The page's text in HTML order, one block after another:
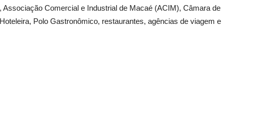
Comercial e Industrial de Macaé (ACIM), Câmara de
Polo Gastronômico, restaurantes, agências de viagem e